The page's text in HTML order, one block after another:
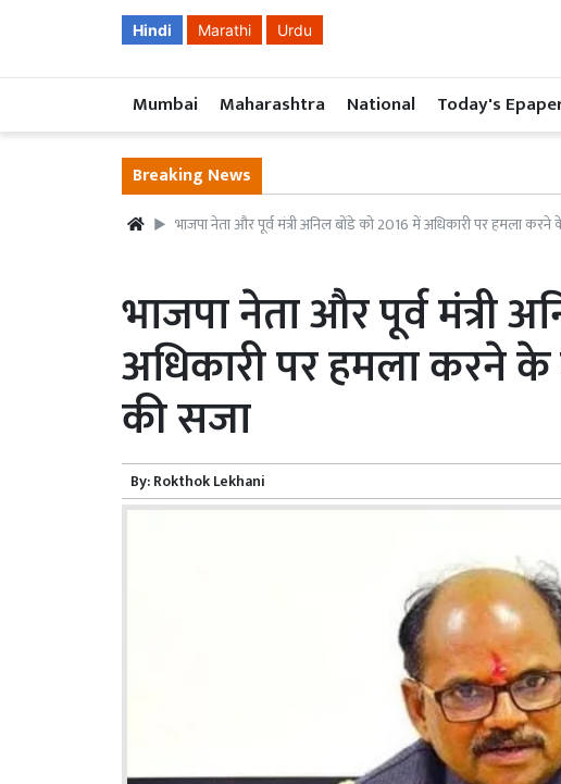
Hindi Marathi Urdu
Mumbai Maharashtra National Today's
Breaking News
भाजपा नेता और पूर्व मंत्री अनिल बोंडे को 2016 में अधिकारी पर हमला करने
भाजपा नेता और पूर्व मंत्री
अधिकारी पर हमला करने के
की सजा
By:Rokthok Lekhani